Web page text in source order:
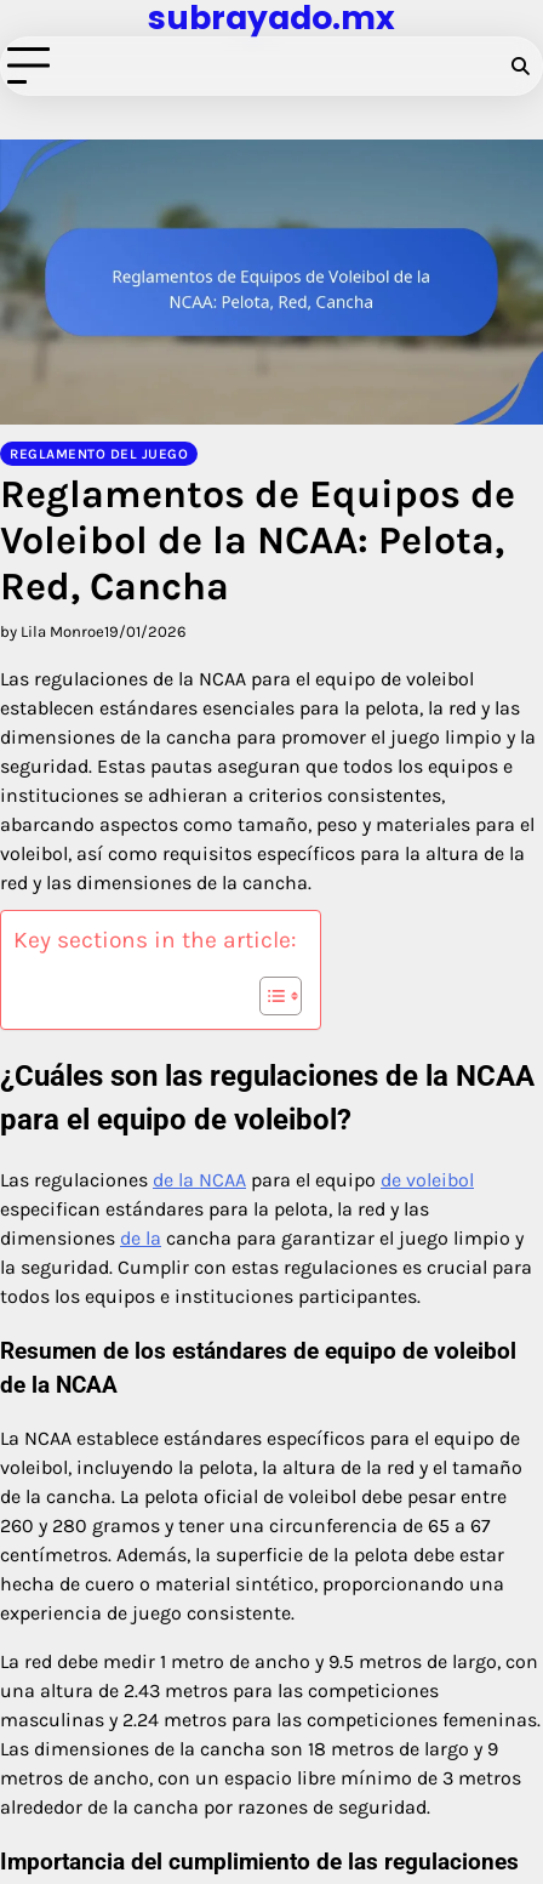
to
content
subrayado.mx
REGLAMENTO DEL JUEGO
Reglamentos de Equipos de
Voleibol de la NCAA: Pelota,
Red, Cancha
by Lila Monroe19/01/2026
Las regulaciones de la NCAA para el equipo de voleibol
establecen estándares esenciales para la pelota, la red y las
dimensiones de la cancha para promover el juego limpio y la
seguridad. Estas pautas aseguran que todos los equipos e
instituciones se adhieran a criterios consistentes,
abarcando aspectos como tamaño, peso y materiales para el
voleibol, así como requisitos específicos para la altura de la
red y las dimensiones de la cancha.
Key sections in the article:
¿Cuáles son las regulaciones de la NCAA
para el equipo de voleibol?
Las regulaciones de la NCAA para el equipo de voleibol
especifican estándares para la pelota, la red y las
dimensiones de la cancha para garantizar el juego limpio y
la seguridad. Cumplir con estas regulaciones es crucial para
todos los equipos e instituciones participantes.
Resumen de los estándares de equipo de voleibol
de la NCAA
La NCAA establece estándares específicos para el equipo de
voleibol, incluyendo la pelota, la altura de la red y el tamaño
de la cancha. La pelota oficial de voleibol debe pesar entre
260 y 280 gramos y tener una circunferencia de 65 a 67
centímetros. Además, la superficie de la pelota debe estar
hecha de cuero o material sintético, proporcionando una
experiencia de juego consistente.
La red debe medir 1 metro de ancho y 9.5 metros de largo, con
una altura de 2.43 metros para las competiciones
masculinas y 2.24 metros para las competiciones femeninas.
Las dimensiones de la cancha son 18 metros de largo y 9
metros de ancho, con un espacio libre mínimo de 3 metros
alrededor de la cancha por razones de seguridad.
Importancia del cumplimiento de las regulaciones